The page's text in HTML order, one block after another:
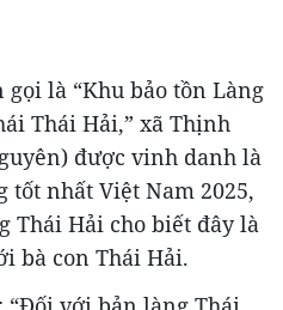
là “Khu bảo tồn Làng
Thái Hải,” xã Thịnh
được vinh danh là
tốt nhất Việt Nam 2025,
Thái Hải cho biết đây là
bà con Thái Hải.